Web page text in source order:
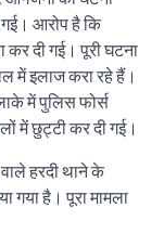
आरोप है कि
कर दी गई। पूरी घटना
में इलाज करा रहे हैं।
में पुलिस फोर्स
में छुट्टी कर दी गई।
हरदी थाने के
गया है। पूरा मामला